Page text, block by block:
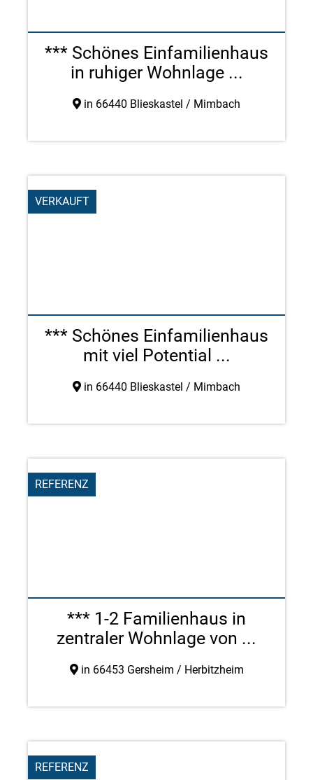
*** Schönes Einfamilienhaus
in ruhiger Wohnlage ...
in 66440 Blieskastel / Mimbach
VERKAUFT
*** Schönes Einfamilienhaus
mit viel Potential ...
in 66440 Blieskastel / Mimbach
REFERENZ
*** 1-2 Familienhaus in
zentraler Wohnlage von ...
in 66453 Gersheim / Herbitzheim
REFERENZ